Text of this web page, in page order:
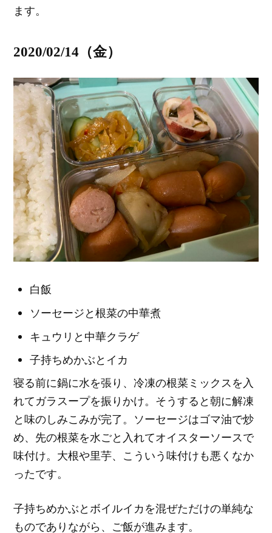
ます。
2020/02/14（金）
白飯
ソーセージと根菜の中華煮
キュウリと中華クラゲ
子持ちめかぶとイカ
寝る前に鍋に水を張り、冷凍の根菜ミックスを入
れてガラスープを振りかけ。そうすると朝に解凍
と味のしみこみが完了。ソーセージはゴマ油で炒
め、先の根菜を水ごと入れてオイスターソースで
味付け。大根や里芋、こういう味付けも悪くなか
ったです。
子持ちめかぶとボイルイカを混ぜただけの単純な
ものでありながら、ご飯が進みます。